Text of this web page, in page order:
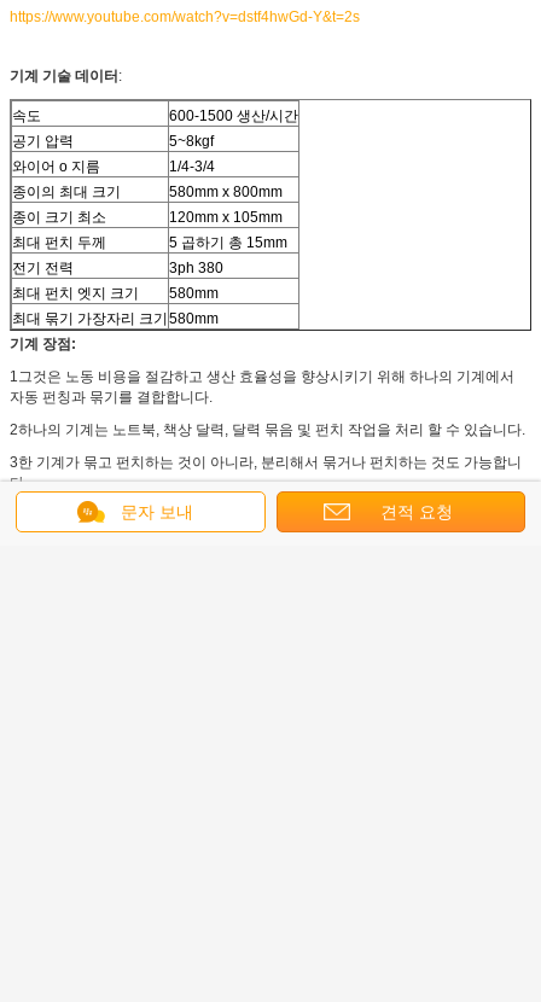
https://www.youtube.com/watch?v=dstf4hwGd-Y&t=2s
기계 기술 데이터:
속도
600-1500 생산/시간
공기 압력
5~8kgf
와이어 o 지름
1/4-3/4
종이의 최대 크기
580mm x 800mm
종이 크기 최소
120mm x 105mm
최대 펀치 두께
5 곱하기 총 15mm
전기 전력
3ph 380
최대 펀치 엣지 크기
580mm
최대 묶기 가장자리 크기580mm
기계 장점:
1그것은 노동 비용을 절감하고 생산 효율성을 향상시키기 위해 하나의 기계에서
자동 펀칭과 묶기를 결합합니다.
2하나의 기계는 노트북, 책상 달력, 달력 묶음 및 펀치 작업을 처리 할 수 있습니다.
3한 기계가 묶고 펀치하는 것이 아니라, 분리해서 묶거나 펀치하는 것도 가능합니
다.
4.자동 생산을 수집 하 고 완료 번호 책에 대한 터치 스크린에 설정 될 수 있습니다.
문자 보내 견적 요청